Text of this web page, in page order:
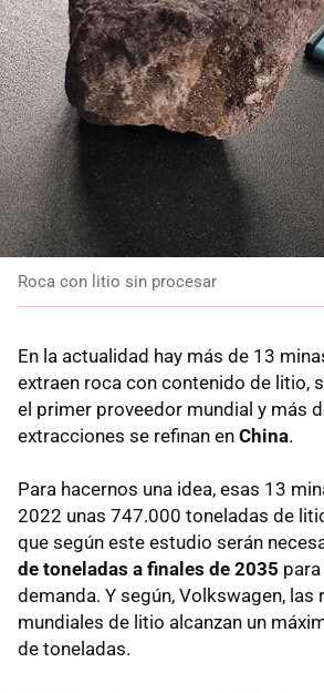
Roca con litio sin procesar
En la actualidad hay más de 13
extraen roca con contenido de litio,
el primer proveedor mundial y más
extracciones se refinan en China.
Para hacernos una idea, esas 13
2022 unas 747.000 toneladas de
que según este estudio serán
de toneladas a finales de 2035
demanda. Y según, Volkswagen, las
mundiales de litio alcanzan un
de toneladas.